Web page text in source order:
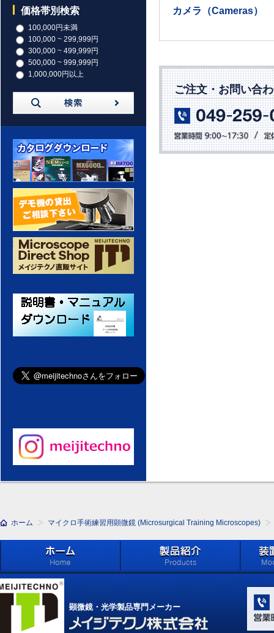
価格帯別検索
100,000円未満
100,000 ~ 299,999円
300,000 ~ 499,999円
500,000 ~ 999,999円
1,000,000円以上
カタログダウンロード
デモ機の貸出 ご相談ください
カメラ（Cameras）
ご注文・お問い合
ホーム マイクロ手術練習用顕微鏡 (Microsurgical Training Microscopes)
ホーム
学系」
Light
顕微鏡・光学製品専門メーカー